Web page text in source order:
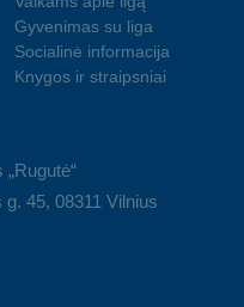
Gyvenimas su liga
Socialinė informacija
Knygos ir straipsniai
45, 08311 Vilnius